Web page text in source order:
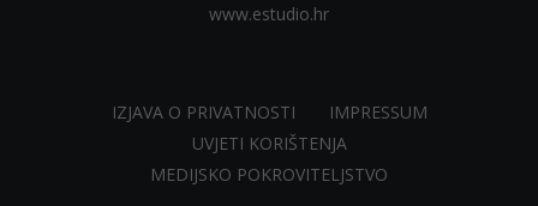
www.estudio.hr
IZJAVA O PRIVATNOSTI
IMPRESSUM
UVJETI KORIŠTENJA
MEDIJSKO POKROVITELJSTVO